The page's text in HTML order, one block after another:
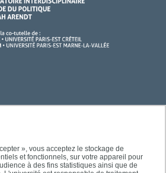
», vous acceptez le stockage de
et fonctionnels, sur votre appareil pour
à des fins statistiques ainsi que de
de Gaulle